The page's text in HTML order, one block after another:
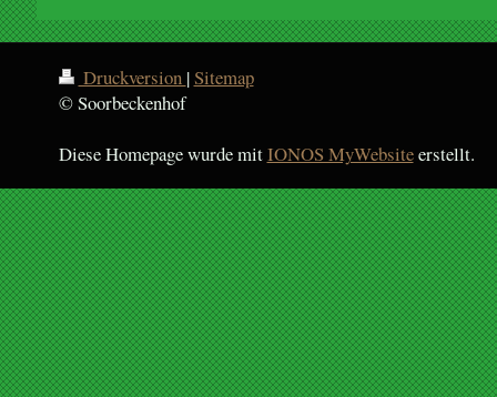
Druckversion |Sitemap
© Soorbeckenhof
Diese Homepage wurde mitIONOS MyWebsiteerstellt.